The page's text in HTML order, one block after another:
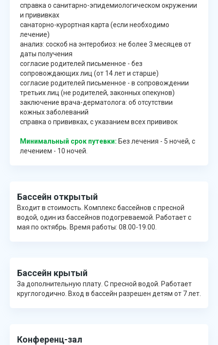
справка о санитарно-эпидемиологическом окружении
и прививках
санаторно-курортная карта (если необходимо
лечение)
анализ: соскоб на энтеробиоз: не более 3 месяцев от
даты получения
согласие родителей письменное - без
сопровождающих лиц (от 14 лет и старше)
согласие родителей письменное - в сопровождении
третьих лиц (не родителей, законных опекунов)
заключение врача-дерматолога: об отсутствии
кожных заболеваний
справка о прививках, с указанием всех прививок
Минимальный срок путевки: Без лечения - 5 ночей, с
лечением - 10 ночей.
Бассейн открытый
Входит в стоимость. Комплекс бассейнов с пресной
водой, один из бассейнов подогреваемой. Работает с
мая по октябрь. Время работы: 08.00-19.00.
Бассейн крытый
За дополнительную плату. С пресной водой. Работает
круглогодично. Вход в бассейн разрешен детям от 7 лет.
Конференц-зал